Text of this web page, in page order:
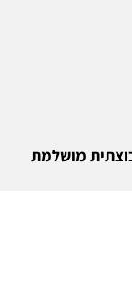
קבוצתית מושלמת